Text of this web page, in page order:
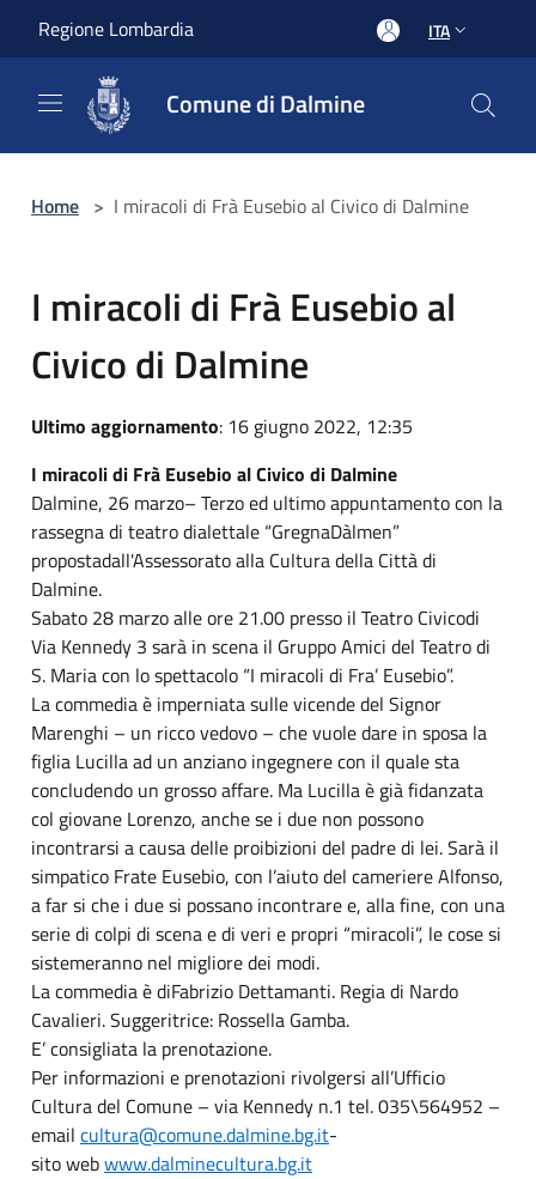
Regione Lombardia ITA
Comune di Dalmine
Home > I miracoli di Frà Eusebio al Civico di Dalmine
I miracoli di Frà Eusebio al
Civico di Dalmine
Ultimo aggiornamento: 16 giugno 2022, 12:35
I miracoli di Frà Eusebio al Civico di Dalmine
Dalmine, 26 marzo– Terzo ed ultimo appuntamento con la
rassegna di teatro dialettale “GregnaDàlmen”
propostadall'Assessorato alla Cultura della Città di
Dalmine.
Sabato 28 marzo alle ore 21.00 presso il Teatro Civicodi
Via Kennedy 3 sarà in scena il Gruppo Amici del Teatro di
S. Maria con lo spettacolo “I miracoli di Fra’ Eusebio”.
La commedia è imperniata sulle vicende del Signor
Marenghi – un ricco vedovo – che vuole dare in sposa la
figlia Lucilla ad un anziano ingegnere con il quale sta
concludendo un grosso affare. Ma Lucilla è già fidanzata
col giovane Lorenzo, anche se i due non possono
incontrarsi a causa delle proibizioni del padre di lei. Sarà il
simpatico Frate Eusebio, con l’aiuto del cameriere Alfonso,
a far si che i due si possano incontrare e, alla fine, con una
serie di colpi di scena e di veri e propri “miracoli”, le cose si
sistemeranno nel migliore dei modi.
La commedia è diFabrizio Dettamanti. Regia di Nardo
Cavalieri. Suggeritrice: Rossella Gamba.
E’ consigliata la prenotazione.
Per informazioni e prenotazioni rivolgersi all’Ufficio
Cultura del Comune – via Kennedy n.1 tel. 035\564952 –
email cultura@comune.dalmine.bg.it-
sito webwww.dalminecultura.bg.it